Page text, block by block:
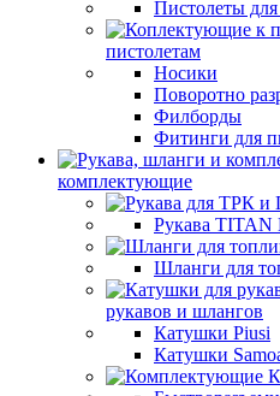
Пистолеты для
пистолетам
Носики
Поворотно
Филборды
Фитинги для
комплектующие
Рукава TITAN
Шланги для
рукавов и шлангов
Катушки Piusi
Катушки